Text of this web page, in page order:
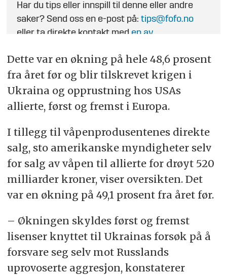
Har du tips eller innspill til denne eller andre
saker? Send oss en e-post på:tips@fofo.no
eller ta direkte kontakt med en av
Dette var en økning på hele 48,6 prosent
fra året før og blir tilskrevet krigen i
Ukraina og opprustning hos USAs
allierte, først og fremst i Europa.
I tillegg til våpenprodusentenes direkte
salg, sto amerikanske myndigheter selv
for salg av våpen til allierte for drøyt 520
milliarder kroner, viser oversikten. Det
var en økning på 49,1 prosent fra året før.
– Økningen skyldes først og fremst
lisenser knyttet til Ukrainas forsøk på å
forsvare seg selv mot Russlands
uprovoserte aggresjon, konstaterer